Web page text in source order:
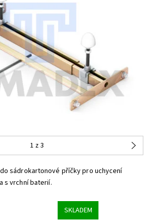
1 z 3
sádrokartonové příčky pro uchycení
s vrchní baterií.
SKLADEM